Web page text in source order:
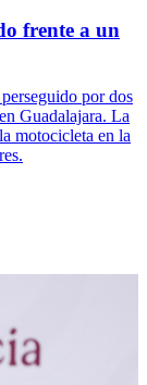
frente a un
por dos
Guadalajara. La
motocicleta en la